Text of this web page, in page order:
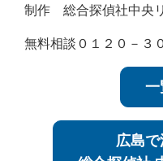
制作 総合探偵社中央
無料相談０１２０－３
一
広島